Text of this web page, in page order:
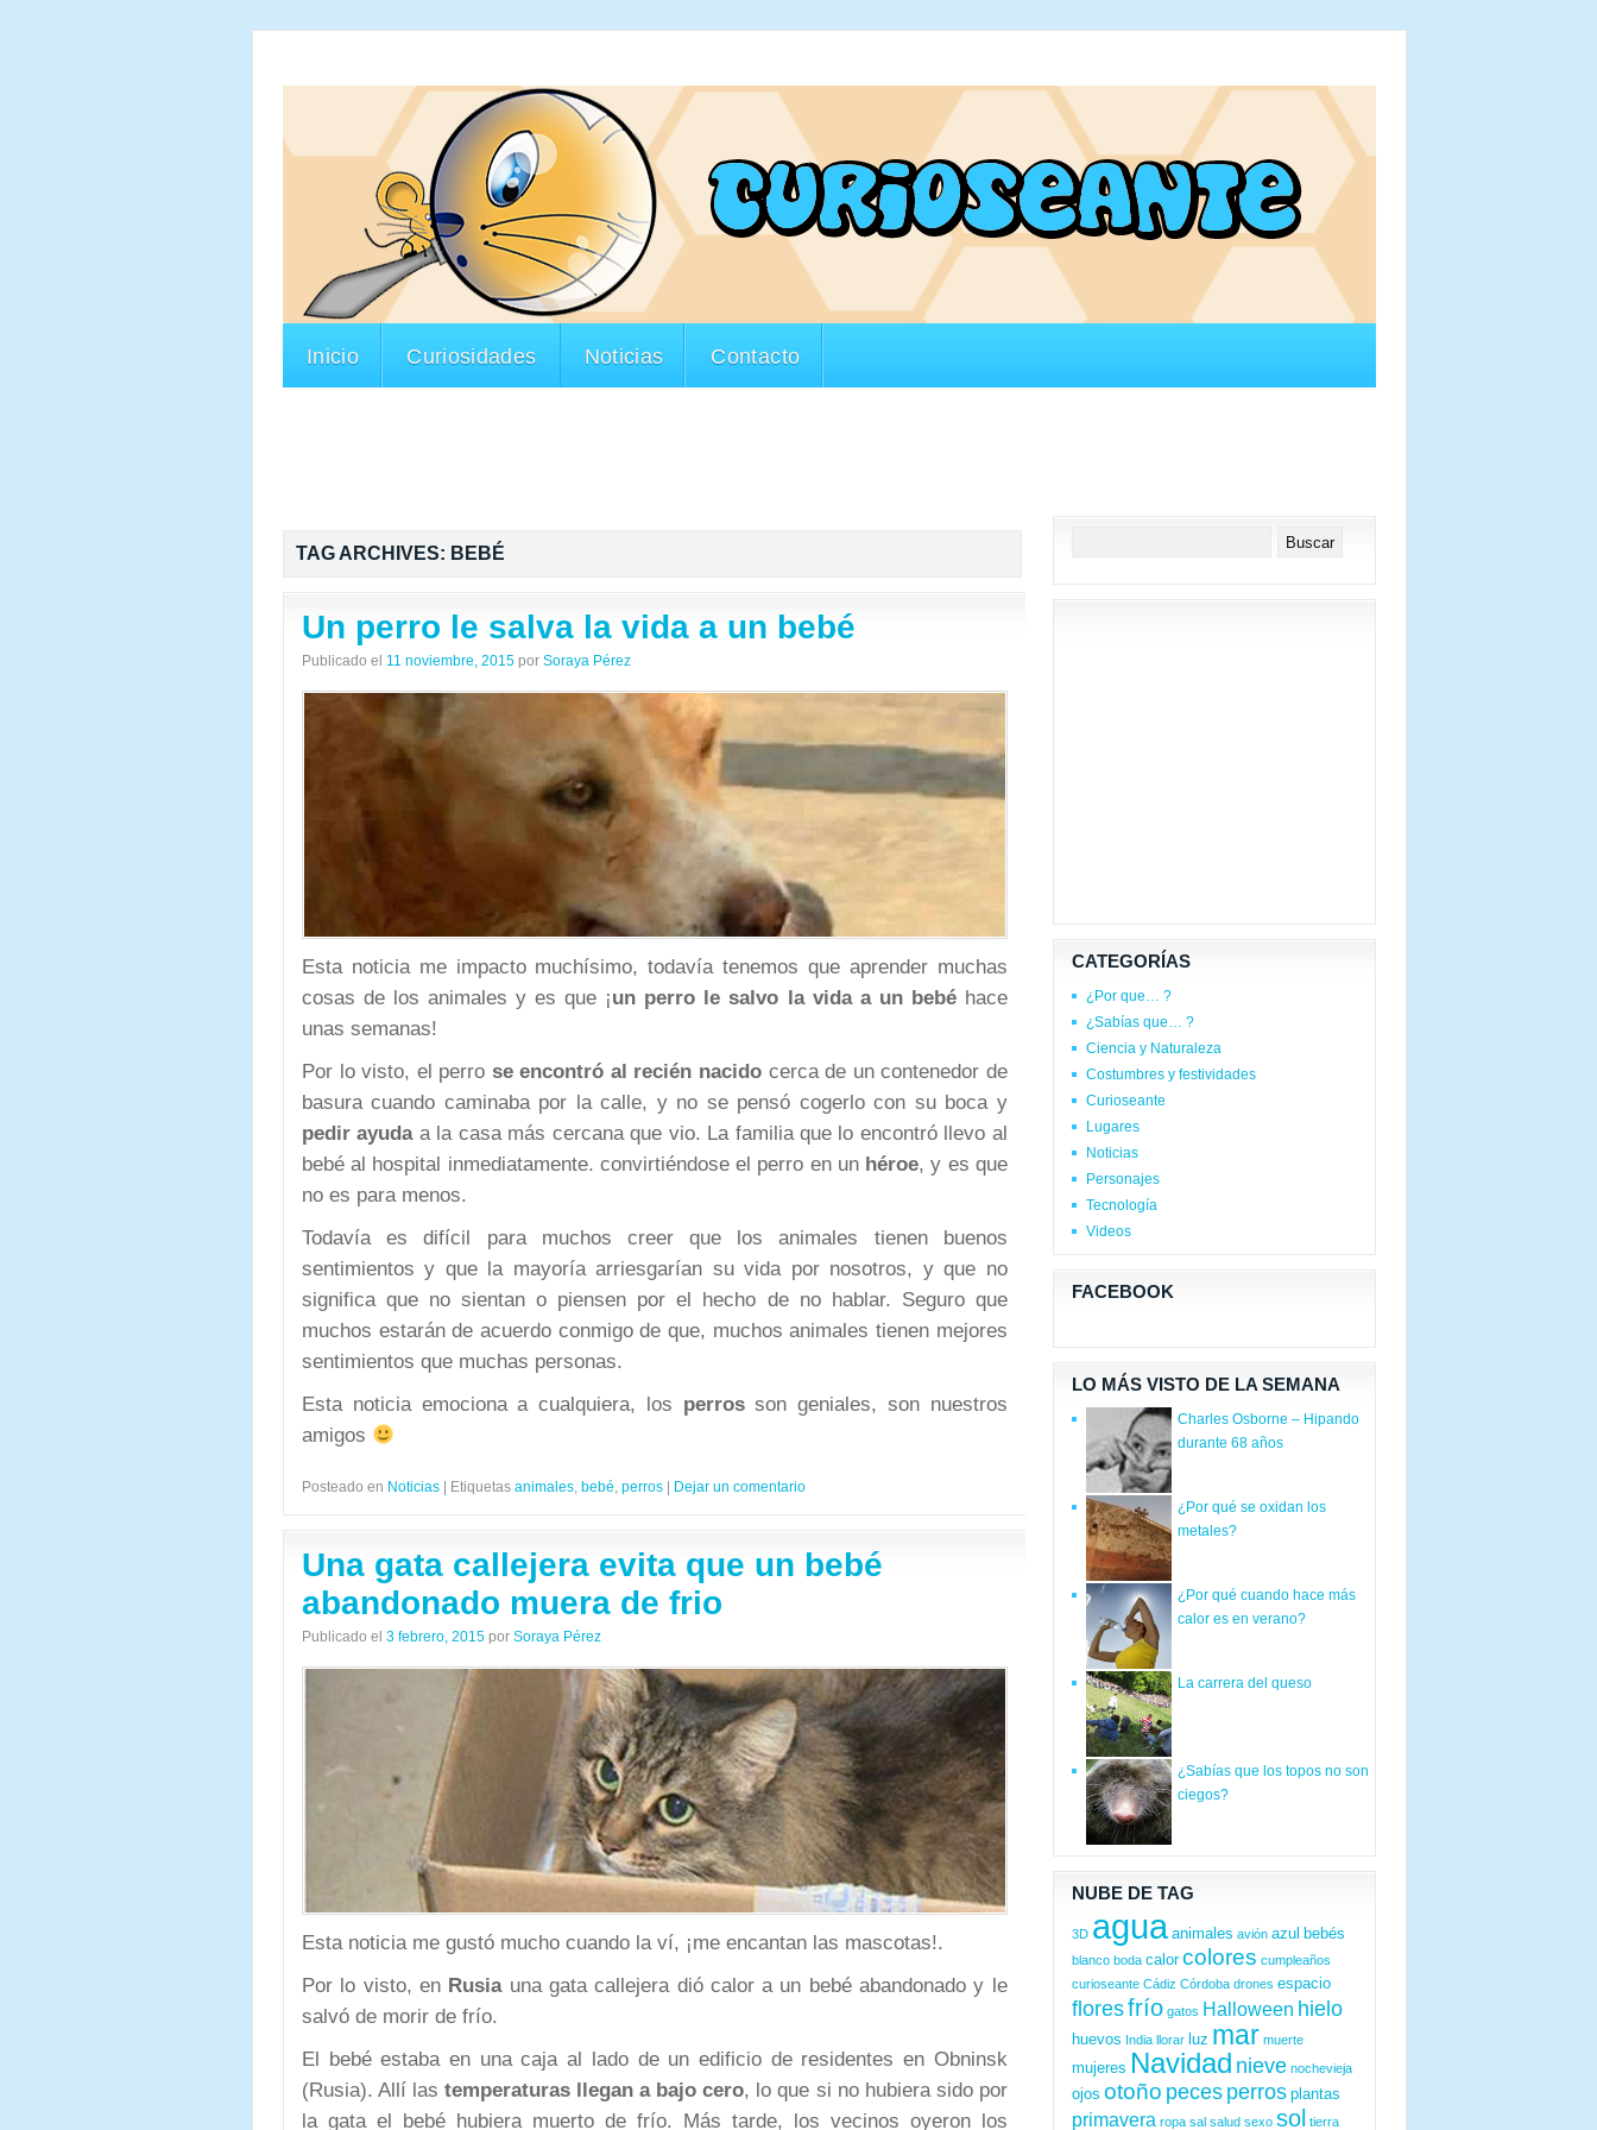
Inicio Curiosidades Noticias Contacto
TAG ARCHIVES: BEBÉ
Un perro le salva la vida a un bebé
Publicado el 11 noviembre, 2015 por Soraya Pérez
Esta noticia me impacto muchísimo, todavía tenemos que aprender muchas
cosas de los animales y es que ¡un perro le salvo la vida a un bebéhace
unas semanas!
Por lo visto, el perro se encontró al recién nacido cerca de un contenedor de
basura cuando caminaba por la calle, y no se pensó cogerlo con su boca y
pedir ayudaa la casa más cercana que vio. La familia que lo encontró llevo al
bebé al hospital inmediatamente. convirtiéndose el perro en un héroe, y es que
no es para menos.
Todavía es difícil para muchos creer que los animales tienen buenos
sentimientos y que la mayoría arriesgarían su vida por nosotros, y que no
significa que no sientan o piensen por el hecho de no hablar. Seguro que
muchos estarán de acuerdo conmigo de que, muchos animales tienen mejores
sentimientos que muchas personas.
Esta noticia emociona a cualquiera, los perrosson geniales, son nuestros
amigos
Posteado en Noticias Etiquetas animales, bebé, perros Dejar un comentario
Una gata callejera evita que un bebé
abandonado muera de frio
Publicado el 3 febrero, 2015 por Soraya Pérez
Esta noticia me gustó mucho cuando la ví, ¡me encantan las mascotas!.
Por lo visto, en Rusiauna gata callejera dió calor a un bebé abandonado y le
salvó de morir de frío.
El bebé estaba en una caja al lado de un edificio de residentes en Obninsk
(Rusia). Allí las temperaturas llegan a bajo cero, lo que si no hubiera sido por
la gata el bebé hubiera muerto de frío. Más tarde, los vecinos oyeron los
CATEGORÍAS
¿Por que… ?
¿Sabías que… ?
Ciencia y Naturaleza
Costumbres y festividades
Curioseante
Lugares
Noticias
Personajes
Tecnología
Videos
FACEBOOK
LO MÁS VISTO DE LA SEMANA
Charles Osborne – Hipando
durante 68 años
¿Por qué se oxidan los
metales?
¿Por qué cuando hace más
calor es en verano?
La carrera del queso
¿Sabías que los topos no son
ciegos?
NUBE DE TAG
3D agua animales avión azul bebés
blanco boda calor colores cumpleaños
curioseante Cádiz Córdoba drones espacio
floresfrío gatos Halloween hielo
huevos India llorar luz mar muerte
mujeres Navidad nieve nochevieja
ojos otoño peces perros plantas
primavera ropa sal salud sexo sol tierra